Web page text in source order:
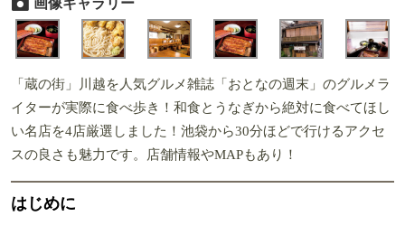
「蔵の街」川越を人気グルメ雑誌「おとなの週末」のグルメラ
イターが実際に食べ歩き！和食とうなぎから絶対に食べてほし
い名店を4店厳選しました！池袋から30分ほどで行けるアクセ
スの良さも魅力です。店舗情報やMAPもあり！
はじめに